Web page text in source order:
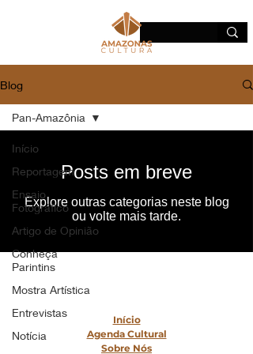
Blog
Início
Reportagem
Ensaio
Fotográfico
Artigo de Opinião
Conheça
Parintins
Mostra Artística
Entrevistas
Notícia
Pan-Amazônia
Posts em breve
Explore outras categorias neste blog
ou volte mais tarde.
Início
Agenda Cultural
Sobre Nós